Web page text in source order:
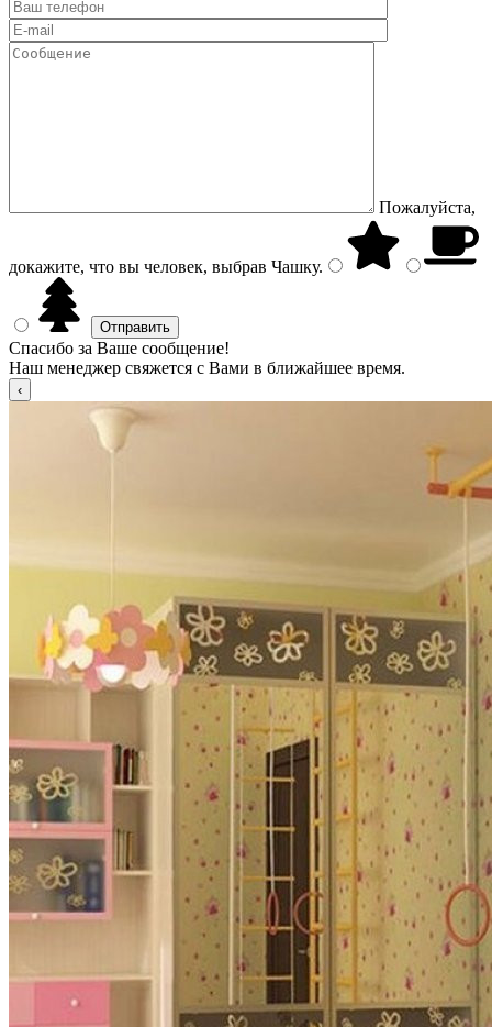
Пожалуйста,
докажите, что вы человек, выбрав Чашку.
Спасибо за Ваше сообщение!
Наш менеджер свяжется с Вами в ближайшее время.